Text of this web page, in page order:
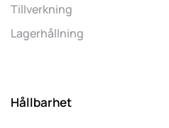
Tillverkning
Lagerhållning
Hållbarhet